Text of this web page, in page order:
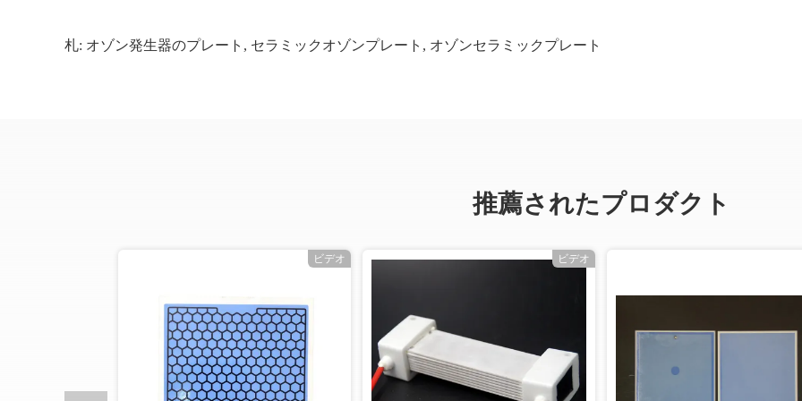
札: オゾン発生器のプレート , セラミックオゾンプレート , オゾンセラミックプレート
推薦されたプロダクト